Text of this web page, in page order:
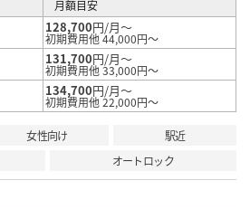
月額目安
128,700円/月～
初期費用他 44,000円～
131,700円/月～
初期費用他 33,000円～
134,700円/月～
初期費用他 22,000円～
女性向け
駅近
オートロック